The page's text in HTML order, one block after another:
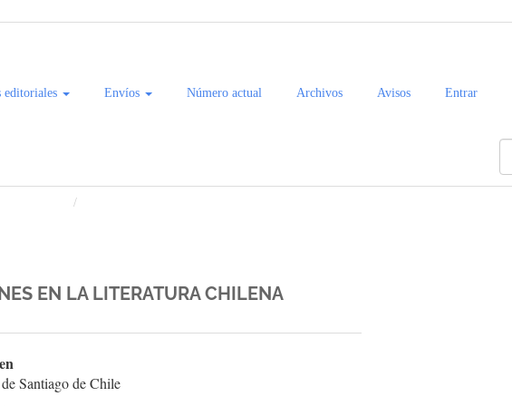
editoriales Envíos Número actual Archivos Avisos Entrar
EN LA LITERATURA CHILENA
Santiago de Chile